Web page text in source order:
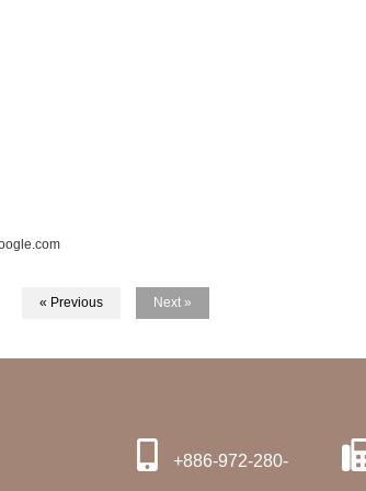
« Previous Next »
+886-972-280-